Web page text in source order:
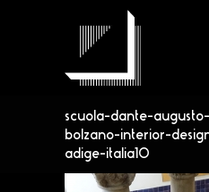
contenuto
scuola-dante-
bolzano-interior-
adige-italia10